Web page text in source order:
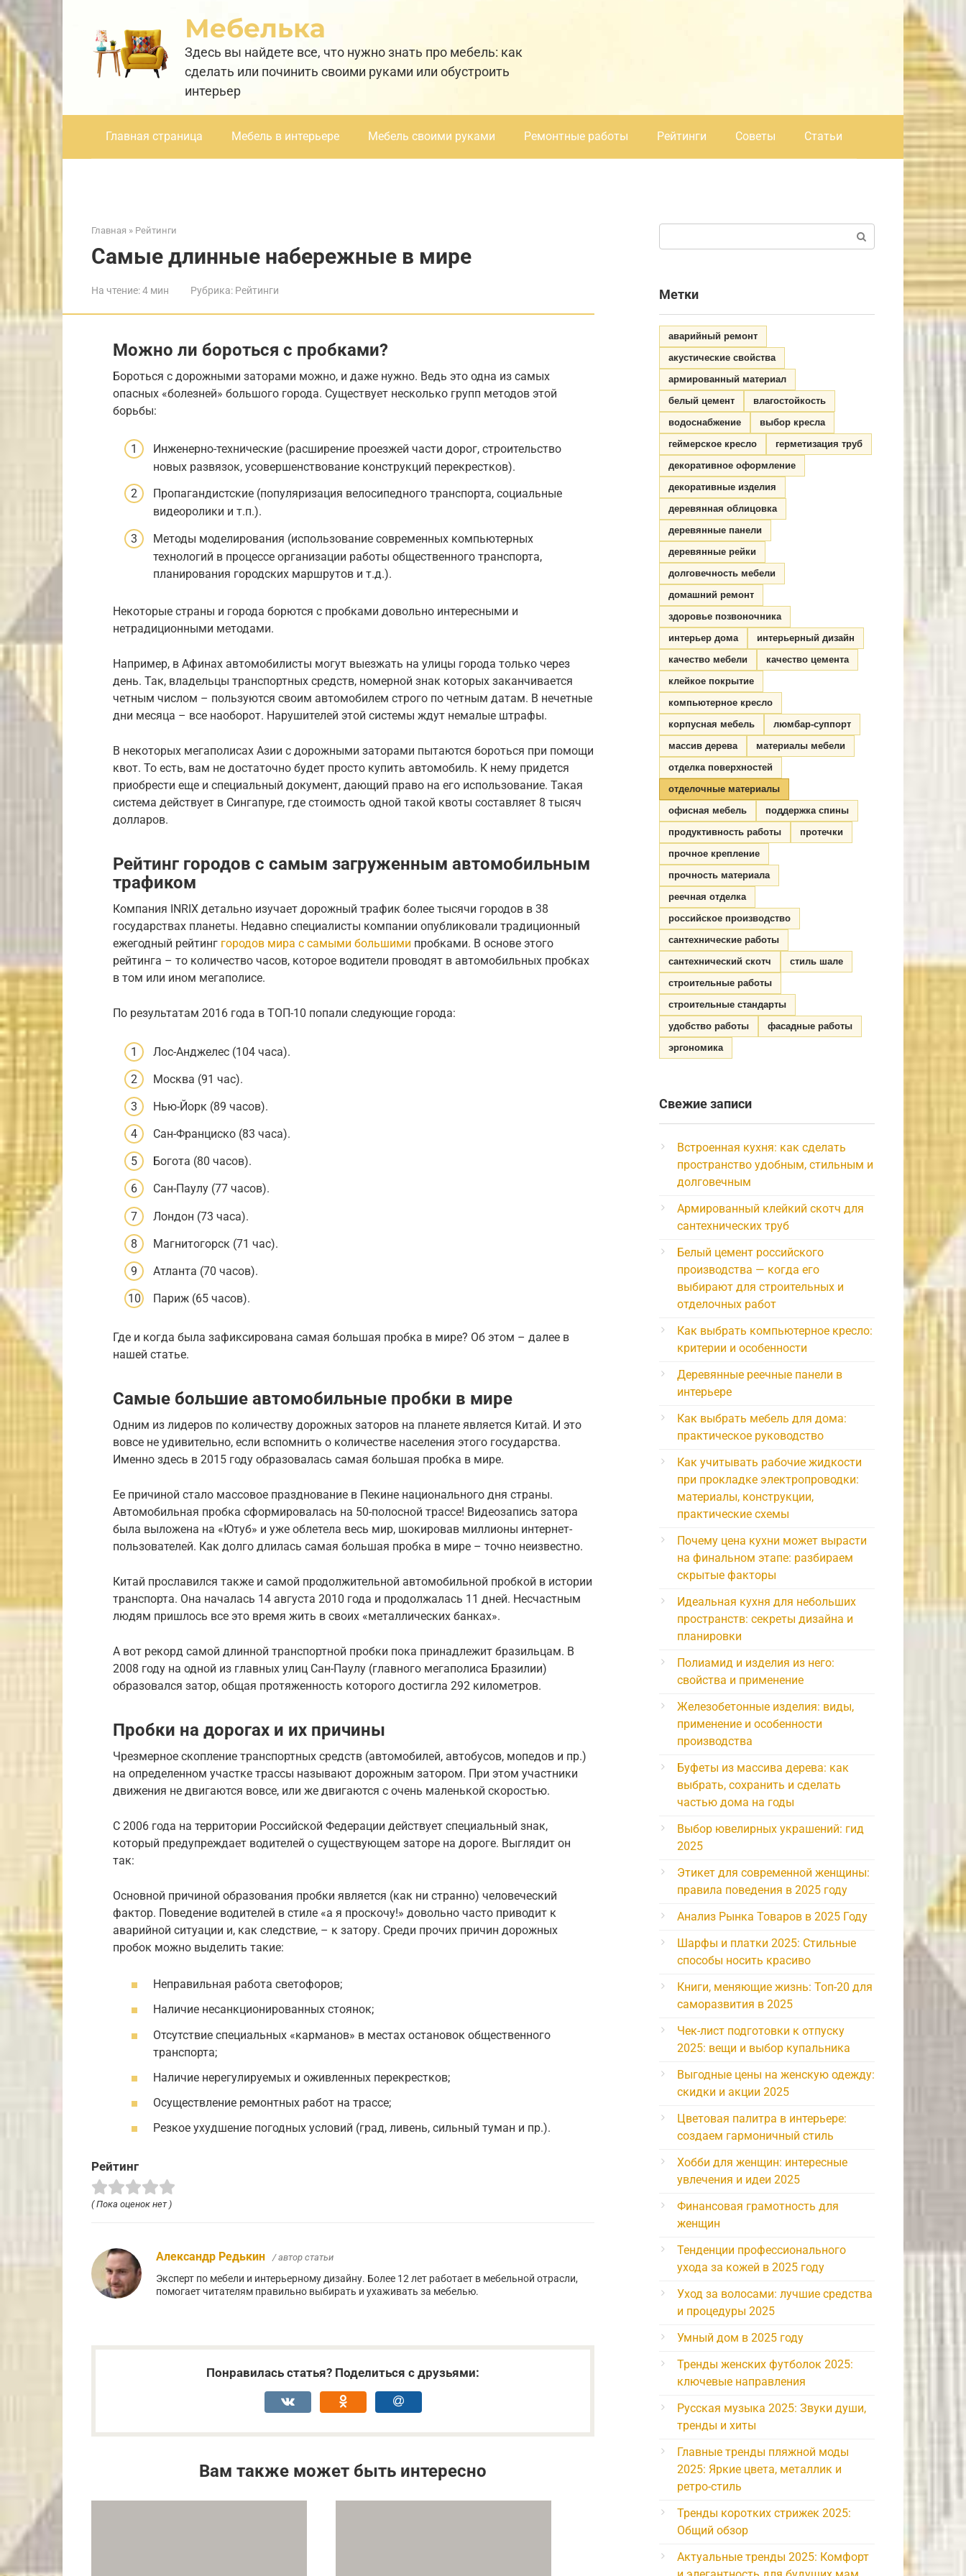
Перейти
к
контенту
Мебелька
Здесь вы найдете все, что нужно знать про мебель: как
сделать или починить своими руками или обустроить
интерьер
Главная страница Мебель в интерьере Мебель своими руками Ремонтные работы Рейтинги Советы Статьи
Главная » Рейтинги
Самые длинные набережные в мире
На чтение:4 мин Рубрика: Рейтинги
Можно ли бороться с пробками?
Бороться с дорожными заторами можно, и даже нужно. Ведь это одна из самых
опасных «болезней» большого города. Существует несколько групп методов этой
борьбы:
Инженерно-технические (расширение проезжей части дорог, строительство
новых развязок, усовершенствование конструкций перекрестков).
Пропагандистские (популяризация велосипедного транспорта, социальные
видеоролики и т.п.).
Методы моделирования (использование современных компьютерных
технологий в процессе организации работы общественного транспорта,
планирования городских маршрутов и т.д.).
Некоторые страны и города борются с пробками довольно интересными и
нетрадиционными методами.
Например, в Афинах автомобилисты могут выезжать на улицы города только через
день. Так, владельцы транспортных средств, номерной знак которых заканчивается
четным числом – пользуются своим автомобилем строго по четным датам. В нечетные
дни месяца – все наоборот. Нарушителей этой системы ждут немалые штрафы.
В некоторых мегаполисах Азии с дорожными заторами пытаются бороться при помощи
квот. То есть, вам не достаточно будет просто купить автомобиль. К нему придется
приобрести еще и специальный документ, дающий право на его использование. Такая
система действует в Сингапуре, где стоимость одной такой квоты составляет 8 тысяч
долларов.
Рейтинг городов с самым загруженным автомобильным
трафиком
Компания INRIX детально изучает дорожный трафик более тысячи городов в 38
государствах планеты. Недавно специалисты компании опубликовали традиционный
ежегодный рейтинг городов мира с самыми большими пробками. В основе этого
рейтинга – то количество часов, которое водители проводят в автомобильных пробках
в том или ином мегаполисе.
По результатам 2016 года в ТОП-10 попали следующие города:
Лос-Анджелес (104 часа).
Москва (91 час).
Нью-Йорк (89 часов).
Сан-Франциско (83 часа).
Богота (80 часов).
Сан-Паулу (77 часов).
Лондон (73 часа).
Магнитогорск (71 час).
Атланта (70 часов).
Париж (65 часов).
Где и когда была зафиксирована самая большая пробка в мире? Об этом – далее в
нашей статье.
Самые большие автомобильные пробки в мире
Одним из лидеров по количеству дорожных заторов на планете является Китай. И это
вовсе не удивительно, если вспомнить о количестве населения этого государства.
Именно здесь в 2015 году образовалась самая большая пробка в мире.
Ее причиной стало массовое празднование в Пекине национального дня страны.
Автомобильная пробка сформировалась на 50-полосной трассе! Видеозапись затора
была выложена на «Ютуб» и уже облетела весь мир, шокировав миллионы интернет-
пользователей. Как долго длилась самая большая пробка в мире – точно неизвестно.
Китай прославился также и самой продолжительной автомобильной пробкой в истории
транспорта. Она началась 14 августа 2010 года и продолжалась 11 дней. Несчастным
людям пришлось все это время жить в своих «металлических банках».
А вот рекорд самой длинной транспортной пробки пока принадлежит бразильцам. В
2008 году на одной из главных улиц Сан-Паулу (главного мегаполиса Бразилии)
образовался затор, общая протяженность которого достигла 292 километров.
Пробки на дорогах и их причины
Чрезмерное скопление транспортных средств (автомобилей, автобусов, мопедов и пр.)
на определенном участке трассы называют дорожным затором. При этом участники
движения не двигаются вовсе, или же двигаются с очень маленькой скоростью.
С 2006 года на территории Российской Федерации действует специальный знак,
который предупреждает водителей о существующем заторе на дороге. Выглядит он
так:
Основной причиной образования пробки является (как ни странно) человеческий
фактор. Поведение водителей в стиле «а я проскочу!» довольно часто приводит к
аварийной ситуации и, как следствие, – к затору. Среди прочих причин дорожных
пробок можно выделить такие:
Неправильная работа светофоров;
Наличие несанкционированных стоянок;
Отсутствие специальных «карманов» в местах остановок общественного
транспорта;
Наличие нерегулируемых и оживленных перекрестков;
Осуществление ремонтных работ на трассе;
Резкое ухудшение погодных условий (град, ливень, сильный туман и пр.).
Рейтинг
( Пока оценок нет )
Александр Редькин / автор статьи
Эксперт по мебели и интерьерному дизайну. Более 12 лет работает в мебельной отрасли,
помогает читателям правильно выбирать и ухаживать за мебелью.
Понравилась статья? Поделиться с друзьями:
Вам также может быть интересно
Метки
аварийный ремонт
акустические свойства
армированный материал
белый цемент
влагостойкость
водоснабжение
выбор кресла
геймерское кресло
герметизация труб
декоративное оформление
декоративные изделия
деревянная облицовка
деревянные панели
деревянные рейки
долговечность мебели
домашний ремонт
здоровье позвоночника
интерьер дома
интерьерный дизайн
качество мебели
качество цемента
клейкое покрытие
компьютерное кресло
корпусная мебель
люмбар-суппорт
массив дерева
материалы мебели
отделка поверхностей
отделочные материалы
офисная мебель
поддержка спины
продуктивность работы
протечки
прочное крепление
прочность материала
реечная отделка
российское производство
сантехнические работы
сантехнический скотч
стиль шале
строительные работы
строительные стандарты
удобство работы
фасадные работы
эргономика
Свежие записи
Встроенная кухня: как сделать
пространство удобным, стильным и
долговечным
Армированный клейкий скотч для
сантехнических труб
Белый цемент российского
производства — когда его
выбирают для строительных и
отделочных работ
Как выбрать компьютерное кресло:
критерии и особенности
Деревянные реечные панели в
интерьере
Как выбрать мебель для дома:
практическое руководство
Как учитывать рабочие жидкости
при прокладке электропроводки:
материалы, конструкции,
практические схемы
Почему цена кухни может вырасти
на финальном этапе: разбираем
скрытые факторы
Идеальная кухня для небольших
пространств: секреты дизайна и
планировки
Полиамид и изделия из него:
свойства и применение
Железобетонные изделия: виды,
применение и особенности
производства
Буфеты из массива дерева: как
выбрать, сохранить и сделать
частью дома на годы
Выбор ювелирных украшений: гид
2025
Этикет для современной женщины:
правила поведения в 2025 году
Анализ Рынка Товаров в 2025 Году
Шарфы и платки 2025: Стильные
способы носить красиво
Книги, меняющие жизнь: Топ-20 для
саморазвития в 2025
Чек-лист подготовки к отпуску
2025: вещи и выбор купальника
Выгодные цены на женскую одежду:
скидки и акции 2025
Цветовая палитра в интерьере:
создаем гармоничный стиль
Хобби для женщин: интересные
увлечения и идеи 2025
Финансовая грамотность для
женщин
Тенденции профессионального
ухода за кожей в 2025 году
Уход за волосами: лучшие средства
и процедуры 2025
Умный дом в 2025 году
Тренды женских футболок 2025:
ключевые направления
Русская музыка 2025: Звуки души,
тренды и хиты
Главные тренды пляжной моды
2025: Яркие цвета, металлик и
ретро-стиль
Тренды коротких стрижек 2025:
Общий обзор
Актуальные тренды 2025: Комфорт